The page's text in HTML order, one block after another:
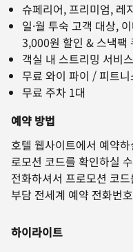
슈페리어, 프리미엄, 레
일·월 투숙 고객 대상,
3,000원 할인 & 스낵팩
객실 내 스트리밍 서비
무료 와이 파이 / 피트
무료 주차 1대
예약 방법
호텔 웹사이트에서 예약
로모션 코드를 확인하실
전화하셔서 프로모션 코
부담 전세계 예약 전화번
하이라이트